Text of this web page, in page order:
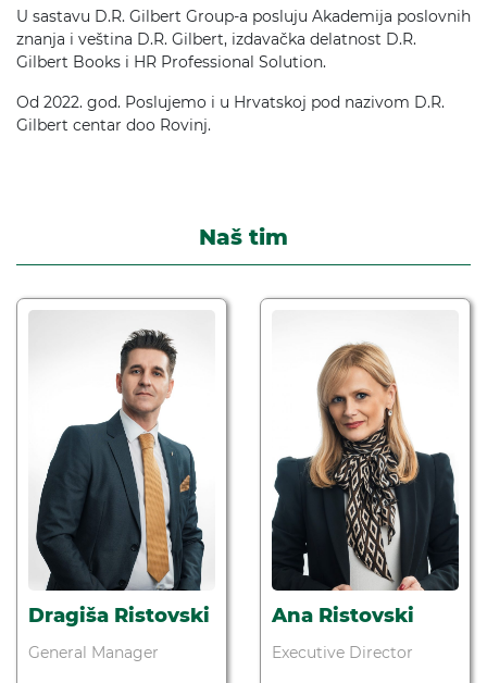
U sastavu D.R. Gilbert Group-a posluju Akademija poslovnih
znanja i veština D.R. Gilbert, izdavačka delatnost D.R.
Gilbert Books i HR Professional Solution.
Od 2022. god. Poslujemo i u Hrvatskoj pod nazivom D.R.
Gilbert centar doo Rovinj.
Naš tim
Dragiša Ristovski
General Manager
Ana Ristovski
Executive Director